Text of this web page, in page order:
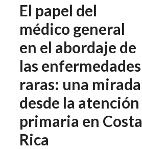
El papel del
médico general
en el abordaje de
las enfermedades
raras: una mirada
desde la atención
primaria en Costa
Rica